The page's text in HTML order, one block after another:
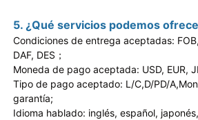
5. ¿Qué servicios podemos
Condiciones de entrega aceptadas: FOB,
DAF, DES；
Moneda de pago aceptada: USD, EUR,
Tipo de pago aceptado: L/C,D/PD/
garantía;
Idioma hablado: inglés, español,